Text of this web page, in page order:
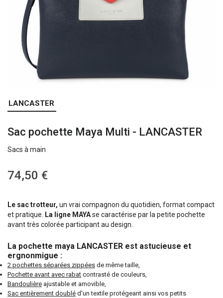
Skip
to
beginning
the
gallery
LANCASTER
Sac pochette Maya Multi - LANCASTER
Sacs à main
74,50 €
Le sac trotteur, un vrai compagnon du quotidien, format compact
et pratique.
La ligne MAYAse caractérise par la petite pochette
avant très colorée participant au design.
La pochette maya LANCASTER est astucieuse et
ergnonmigue :
2 pochettes séparées zippées de même taille,
Pochette avant avec rabat contrasté de couleurs,
Bandoulière ajustable et amovible,
Sac entièrement doublé d'un textile protégeant ainsi vos petits